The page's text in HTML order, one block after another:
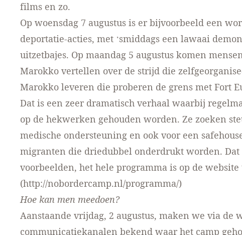
films en zo.
Op woensdag 7 augustus is er bijvoorbeeld een
deportatie-acties, met ‘smiddags een lawaai
uitzetbajes. Op maandag 5 augustus komen
Marokko vertellen over de strijd die
Marokko leveren die proberen de grens met Fort
Dat is een zeer dramatisch verhaal waarbij
op de hekwerken gehouden worden. Ze zoeken
medische ondersteuning en ook voor een
migranten die driedubbel onderdrukt worden.
voorbeelden, het hele programma is op de
(http://nobordercamp.nl/programma/)
Hoe kan men meedoen?
Aanstaande vrijdag, 2 augustus, maken we via de
communicatiekanalen bekend waar het camp